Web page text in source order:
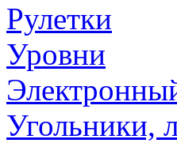
Рулетки
Уровни
Угольники,